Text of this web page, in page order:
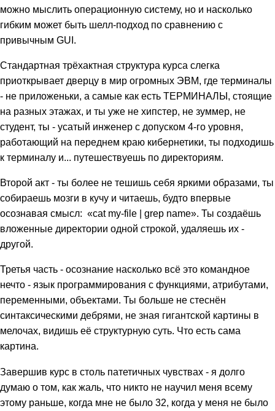
можно мыслить операционную систему, но и насколько
гибким может быть шелл-подход по сравнению с
привычным GUI.
Стандартная трёхактная структура курса слегка
приоткрывает дверцу в мир огромных ЭВМ, где терминалы
- не приложеньки, а самые как есть ТЕРМИНАЛЫ, стоящие
на разных этажах, и ты уже не хипстер, не зуммер, не
студент, ты - усатый инженер с допуском 4-го уровня,
работающий на переднем краю кибернетики, ты подходишь
к терминалу и... путешествуешь по директориям.
Второй акт - ты более не тешишь себя яркими образами, ты
собираешь мозги в кучу и читаешь, будто впервые
осознавая смысл: «cat my-file | grep name». Ты создаёшь
вложенные директории одной строкой, удаляешь их -
другой.
Третья часть - осознание насколько всё это командное
нечто - язык программирования с функциями, атрибутами,
переменными, объектами. Ты больше не стеснён
синтаксическими дебрями, не зная гигантской картины в
мелочах, видишь её структурную суть. Что есть сама
картина.
Завершив курс в столь патетичных чувствах - я долго
думаю о том, как жаль, что никто не научил меня всему
этому раньше, когда мне не было 32, когда у меня не было